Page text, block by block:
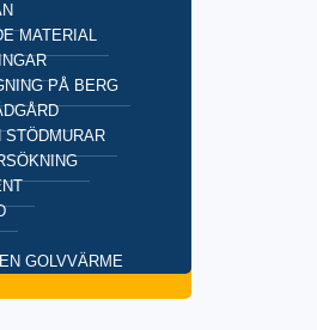
MATERIAL
PÅ BERG
STÖDMURAR
GOLVVÄRME